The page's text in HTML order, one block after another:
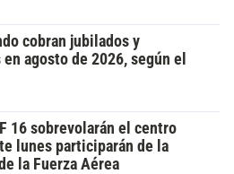
cobran jubilados y
agosto de 2026, según el
16 sobrevolarán el centro
lunes participarán de la
la Fuerza Aérea